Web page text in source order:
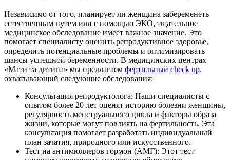
Независимо от того, планирует ли женщина забеременеть
естественным путем или с помощью ЭКО, тщательное
медицинское обследование имеет важное значение. Это
помогает специалисту оценить репродуктивное здоровье,
определить потенциальные проблемы и оптимизировать
шансы успешной беременности. В медицинских центрах
«Мати та дитина» мы предлагаем фертильный check up,
охватывающий следующие обследования:
Консультация репродуктолога: Наши специалисты с
опытом более 20 лет оценят историю болезни женщины,
регулярность менструального цикла и факторы образа
жизни, которые могут повлиять на фертильность. Эта
консультация помогает разработать индивидуальный
план зачатия, природного или искусственного.
Тест на антимюллеров гормон (АМГ): Этот тест